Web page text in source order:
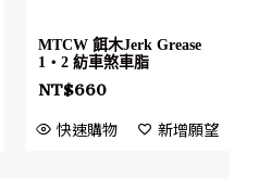
MTCW 餌木Jerk Grease
1・2 紡車煞車脂
NT$660
快速購物 新增願望